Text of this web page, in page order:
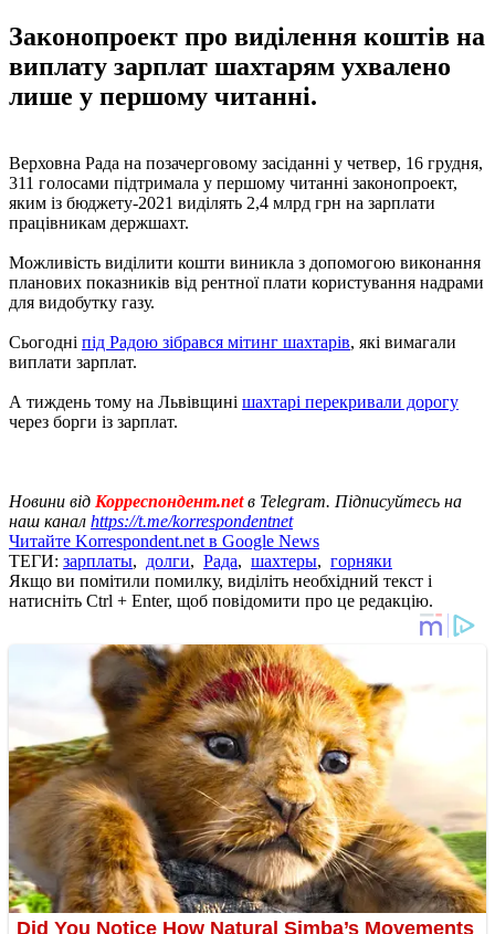
Законопроект про виділення коштів на
виплату зарплат шахтарям ухвалено
лише у першому читанні.
Верховна Рада на позачерговому засіданні у четвер, 16 грудня,
311 голосами підтримала у першому читанні законопроект,
яким із бюджету-2021 виділять 2,4 млрд грн на зарплати
працівникам держшахт.
Можливість виділити кошти виникла з допомогою виконання
планових показників від рентної плати користування надрами
для видобутку газу.
Сьогодні під Радою зібрався мітинг шахтарів, які вимагали
виплати зарплат.
А тиждень тому на Львівщині шахтарі перекривали дорогу
через борги із зарплат.
Новини від Корреспондент.netв Telegram. Підписуйтесь на
наш канал https://t.me/korrespondentnet
Читайте Korrespondent.net в Google News
ТЕГИ: зарплаты, долги, Рада, шахтеры, горняки
Якщо ви помітили помилку, виділіть необхідний текст і
натисніть Ctrl + Enter, щоб повідомити про це редакцію.